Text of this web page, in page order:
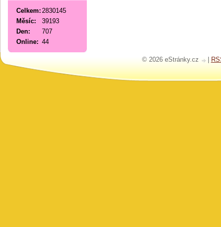
Online: 44
Celkem: 2830145
Měsíc:
39193
Den:
707
© 2026 eStránky.cz